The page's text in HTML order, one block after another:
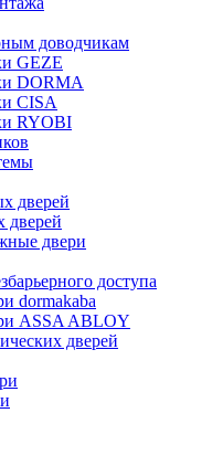
доводчикам
GEZE
DORMA
CISA
RYOBI
дверей
дверей
двери
доступа
dormakaba
ASSA ABLOY
дверей